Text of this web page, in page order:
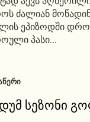
ძალიან
ეპიზოდში დრო
პასი...
სეზონი